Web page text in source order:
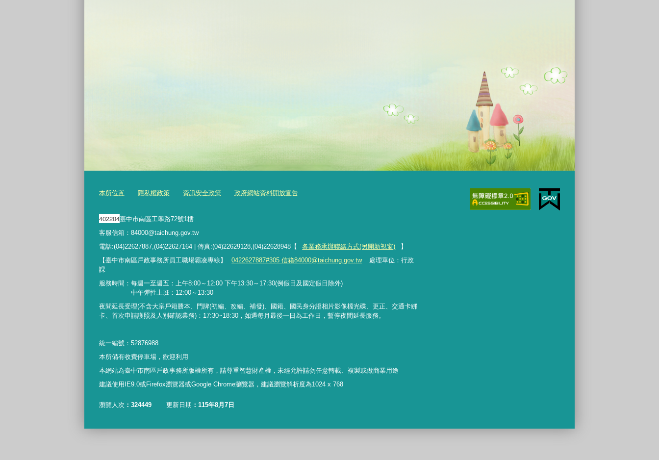
本所位置 隱私權政策 資訊安全政策 政府網站資料開放宣告
402204臺中市南區工學路72號1樓
客服信箱：84000@taichung.gov.tw
電話:(04)22627887,(04)22627164 | 傳真:(04)22629128,(04)22628948【
各業務承辦聯絡方式(另開新視窗)
】
【臺中市南區戶政事務所員工職場霸凌專線】
0422627887#305 信箱84000@taichung.gov.tw
處理單位：行政
課
服務時間：每週一至週五：上午8:00～12:00 下午13:30～17:30(例假日及國定假日除外)
中午彈性上班：12:00～13:30
夜間延長受理(不含大宗戶籍謄本、門牌(初編、改編、補發)、國籍、國民身分證相片影像檔光碟、更正、交通卡綁
卡、首次申請護照及人別確認業務) ： 17:30~18:30 ，如遇每月最後一日為工作日，暫停夜間延長服務。
統一編號：52876988
本所備有收費停車場，歡迎利用
本網站為臺中市南區戶政事務所版權所有，請尊重智慧財產權，未經允許請勿任意轉載、複製或做商業用途
建議使用IE9.0或Firefox瀏覽器或Google Chrome瀏覽器，建議瀏覽解析度為1024 x 768
瀏覽人次 324449 更新日期 115年8月7日